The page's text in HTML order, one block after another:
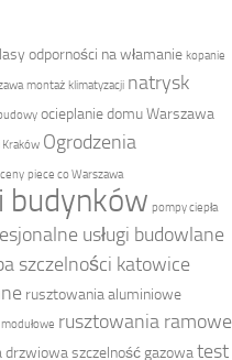
odporności na włamanie kopanie
montaż klimatyzacji natrysk
ocieplanie domu Warszawa
Ogrodzenia
piece co Warszawa
budynków pompy ciepła
usługi budowlane
szczelności katowice
rusztowania aluminiowe
rusztowania ramowe
drzwiowaszczelność gazowatest